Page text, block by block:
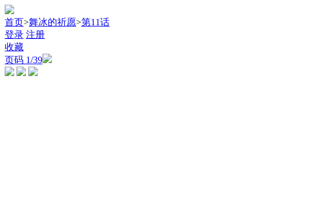
首页>舞冰的祈愿>第11话
登录 注册
收藏
页码 1/39